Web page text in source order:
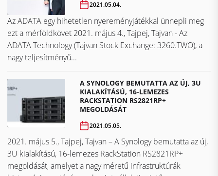
2021.05.04.
Az ADATA egy hihetetlen nyereményjátékkal ünnepli meg
ezt a mérföldkövet ​​​​​​​2021. május 4., Tajpej, Tajvan - Az
ADATA Technology (Tajvan Stock Exchange: 3260.TWO), a
nagy teljesítményű...
A SYNOLOGY BEMUTATTA AZ ÚJ, 3U
KIALAKÍTÁSÚ, 16-LEMEZES
RACKSTATION RS2821RP+
MEGOLDÁSÁT
2021.05.05.
2021. május 5., Tajpej, Tajvan – A Synology bemutatta az új,
3U kialakítású, 16-lemezes RackStation RS2821RP+
megoldását, amelyet a nagy méretű infrastruktúrák